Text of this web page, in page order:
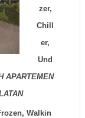
zer,
Chill
er,
Und
APARTEMEN
Walkin